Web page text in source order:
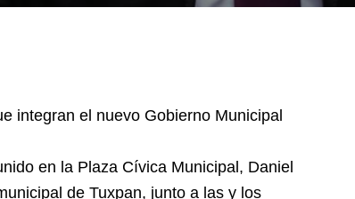
integran el nuevo Gobierno Municipal
en la Plaza Cívica Municipal, Daniel
de Tuxpan, junto a las y los